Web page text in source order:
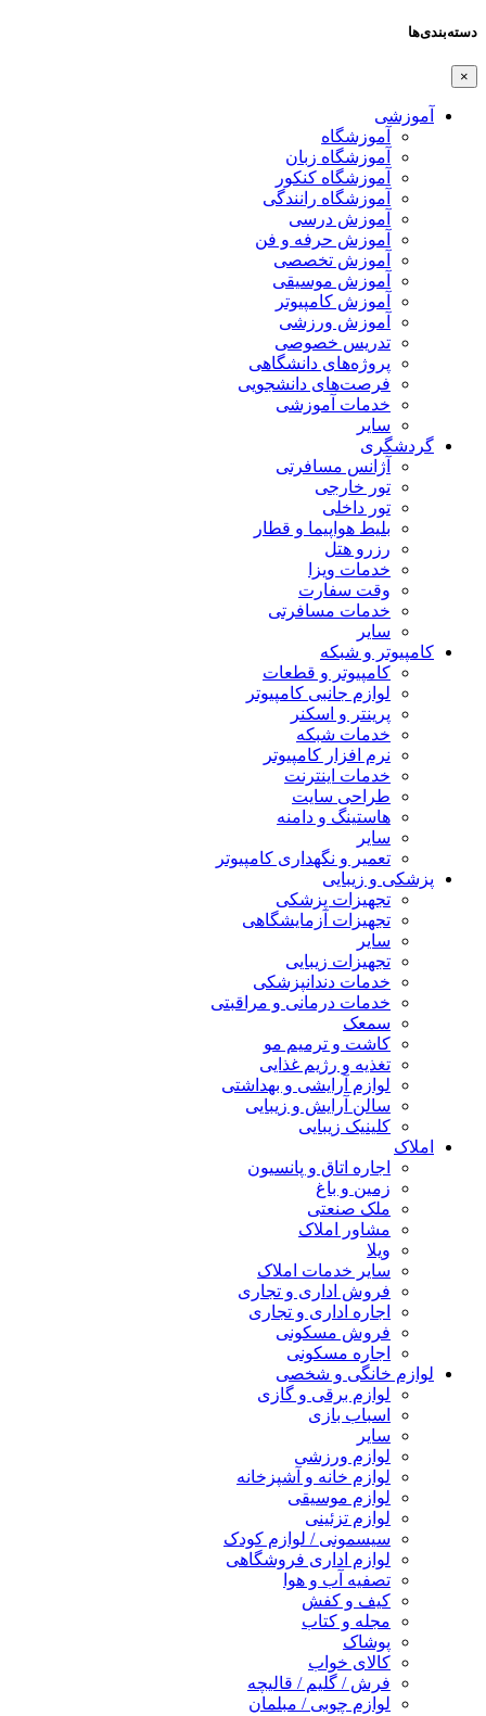
دسته‌بندی‌ها
×
آموزشی
آموزشگاه
آموزشگاه زبان
آموزشگاه کنکور
آموزشگاه رانندگی
آموزش درسی
آموزش حرفه و فن
آموزش تخصصی
آموزش موسیقی
آموزش کامپیوتر
آموزش ورزشی
تدریس خصوصی
پروژه‌های دانشگاهی
فرصت‌های دانشجویی
خدمات آموزشی
سایر
گردشگری
آژانس مسافرتی
تور خارجی
تور داخلی
بلیط هواپیما و قطار
رزرو هتل
خدمات ویزا
وقت سفارت
خدمات مسافرتی
سایر
کامپیوتر و شبکه
کامپیوتر و قطعات
لوازم جانبی کامپیوتر
پرینتر و اسکنر
خدمات شبکه
نرم افزار کامپیوتر
خدمات اینترنت
طراحی سایت
هاستینگ و دامنه
سایر
تعمیر و نگهداری کامپیوتر
پزشکی و زیبایی
تجهیزات پزشکی
تجهیزات آزمایشگاهی
سایر
تجهیزات زیبایی
خدمات دندانپزشکی
خدمات درمانی و مراقبتی
سمعک
کاشت و ترمیم مو
تغذیه و رژیم غذایی
لوازم آرایشی و بهداشتی
سالن آرایش و زیبایی
کلینیک زیبایی
املاک
اجاره اتاق و پانسیون
زمین و باغ
ملک صنعتی
مشاور املاک
ویلا
سایر خدمات املاک
فروش اداری و تجاری
اجاره اداری و تجاری
فروش مسکونی
اجاره مسکونی
لوازم خانگی و شخصی
لوازم برقی و گازی
اسباب بازی
سایر
لوازم ورزشی
لوازم خانه و آشپزخانه
لوازم موسیقی
لوازم تزئینی
سیسمونی / لوازم کودک
لوازم اداری فروشگاهی
تصفیه آب و هوا
کیف و کفش
مجله و کتاب
پوشاک
کالای خواب
فرش / گلیم / قالیچه
لوازم چوبی / مبلمان